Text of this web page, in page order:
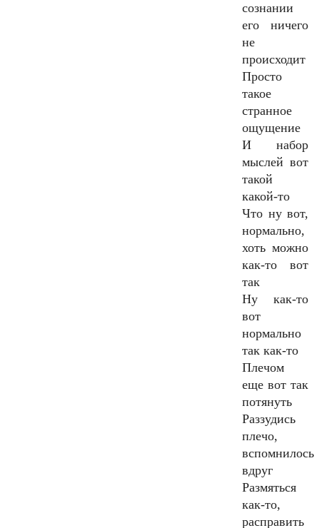
сознании
его ничего
не
происходит
Просто
такое
странное
ощущение
И набор
мыслей вот
такой
какой-то
Что ну вот,
нормально,
хоть можно
как-то вот
так
Ну как-то
вот
нормально
так как-то
Плечом
еще вот так
потянуть
Раззудись
плечо,
вспомнилось
вдруг
Размяться
как-то,
расправить